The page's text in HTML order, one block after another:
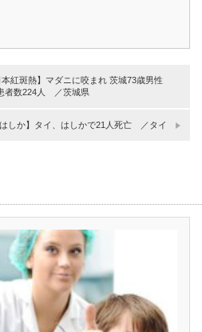
紅斑熱】マダニに咬まれ 茨城73歳男性
者数224人 ／茨城県
しか】タイ、はしかで21人死亡 ／タイ